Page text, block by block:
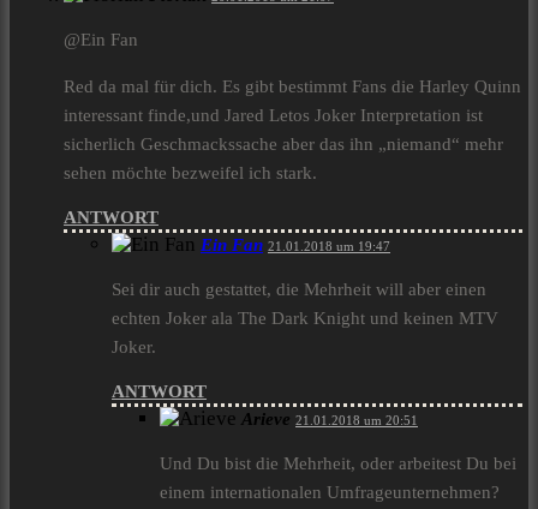
@Ein Fan
Red da mal für dich. Es gibt bestimmt Fans die Harley Quinn
interessant finde,und Jared Letos Joker Interpretation ist
sicherlich Geschmackssache aber das ihn „niemand“ mehr
sehen möchte bezweifel ich stark.
ANTWORT
Ein Fan 21.01.2018 um 19:47
Sei dir auch gestattet, die Mehrheit will aber einen
echten Joker ala The Dark Knight und keinen MTV
Joker.
ANTWORT
Arieve 21.01.2018 um 20:51
Und Du bist die Mehrheit, oder arbeitest Du bei
einem internationalen Umfrageunternehmen?